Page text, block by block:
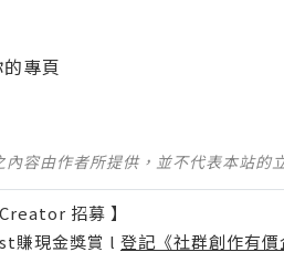
專頁
內容由作者所提供，並不代表本站的
Creator 招募 】
賺現金獎賞 l 登記《社群創作有價